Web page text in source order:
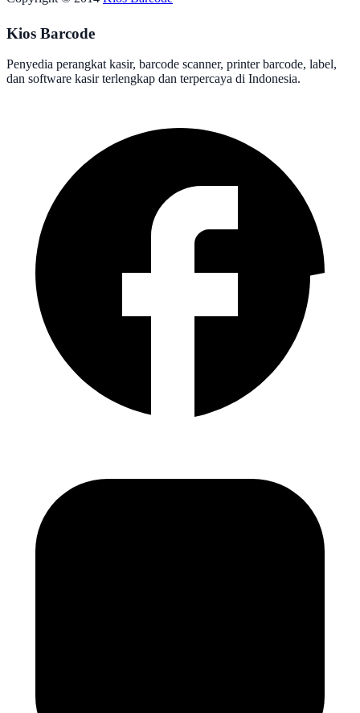
Kios Barcode
Penyedia perangkat kasir, barcode scanner, printer barcode, label,
dan software kasir terlengkap dan terpercaya di Indonesia.